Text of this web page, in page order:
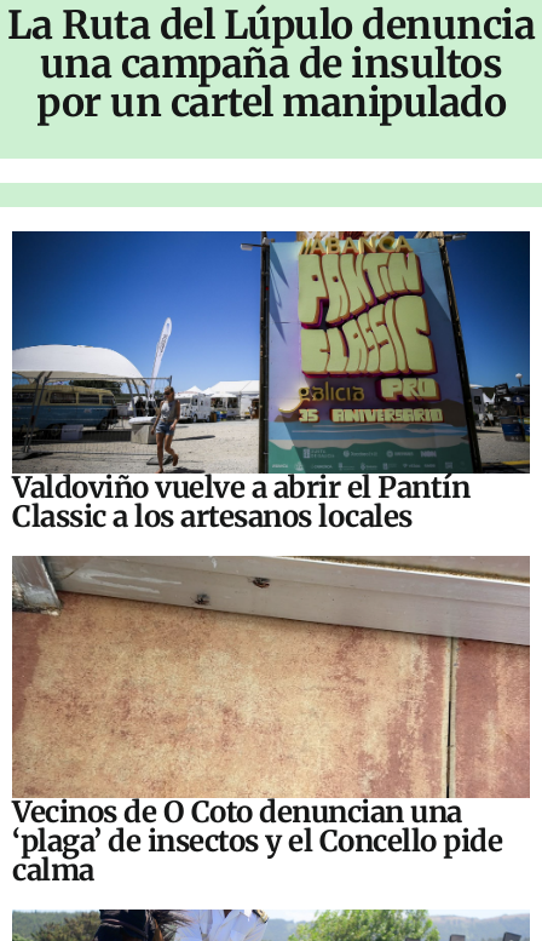
La Ruta del Lúpulo denuncia
una campaña de insultos
por un cartel manipulado
Valdoviño vuelve a abrir el Pantín
Classic a los artesanos locales
Vecinos de O Coto denuncian una
‘plaga’ de insectos y el Concello pide
calma